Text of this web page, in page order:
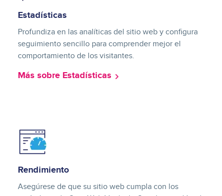
Estadísticas
Profundiza en las analíticas del sitio web y configura
seguimiento sencillo para comprender mejor el
comportamiento de los visitantes.
Más sobre Estadísticas
Image
Rendimiento
Asegúrese de que su sitio web cumpla con los